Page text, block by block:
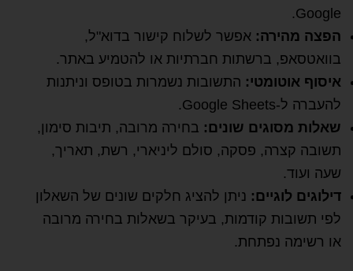
Google.
הפצה מהירה: אפשר לשלוח קישור בדוא"ל,
בוואטסאפ, ברשתות חברתיות או להטמיע באתר.
איסוף אוטומטי: התשובות נשמרות בטופס וניתנות
להעברה ל-Google Sheets.
שאלות מסוגים שונים: בחירה מרובה, תיבות סימון,
תשובה קצרה, פסקה, סולם ליניארי, רשת, תאריך,
שעה ועוד.
דילוגים לוגיים: ניתן להציג חלקים שונים של השאלון
לפי תשובות קודמות, בעיקר בשאלות בחירה מרובה
או רשימה נפתחת.